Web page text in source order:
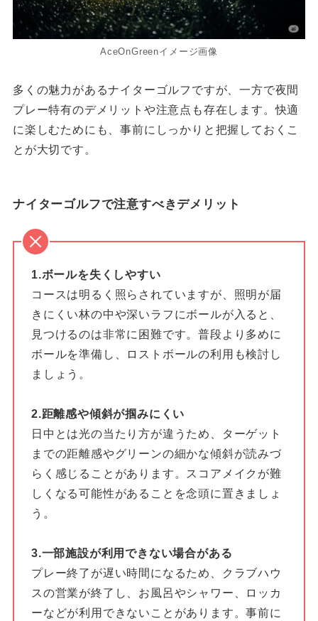
AceOnGreenイメージ画像
多くの魅力があるナイターゴルフですが、一方で夜間
プレー特有のデメリットや注意点も存在します。快適
に楽しむためにも、事前にしっかりと把握しておくこ
とが大切です。
ナイターゴルフで注意すべきデメリット
1.ボールを失くしやすい
コースは明るく照らされていますが、照明が届
きにくい林の中や深いラフにボールが入ると、
見つけるのは非常に困難です。普段より多めに
ボールを準備し、ロストボールの利用も検討し
ましょう。
2.距離感や傾斜が掴みにくい
日中とは光の当たり方が違うため、ターゲット
までの距離感やグリーンの細かな傾斜が読みづ
らく感じることがあります。スコアメイクが難
しくなる可能性があることを念頭に置きましょ
う。
3.一部施設が利用できない場合がある
プレー終了が遅い時間になるため、クラブハウ
スの営業が終了し、お風呂やシャワー、ロッカ
ーなどが利用できないことがあります。事前に